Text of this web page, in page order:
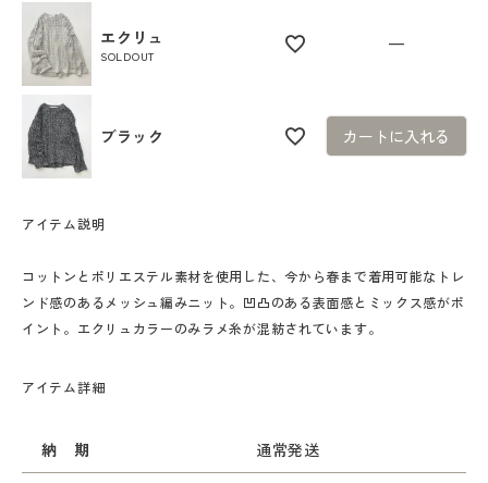
エクリュ
SOLDOUT
—
ブラック カートに入れる
アイテム説明
コットンとポリエステル素材を使用した、今から春まで着用可能なトレ
ンド感のあるメッシュ編みニット。凹凸のある表面感とミックス感がポ
イント。エクリュカラーのみラメ糸が混紡されています。
アイテム詳細
納 期 通常発送